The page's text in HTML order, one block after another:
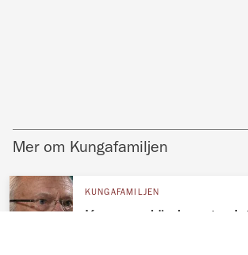
Mer om Kungafamiljen
KUNGAFAMILJEN
Kungens okända